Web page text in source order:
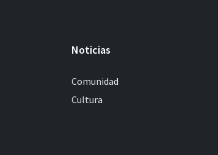
Noticias
Comunidad
Cultura